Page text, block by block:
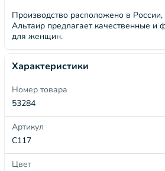
Производство расположено в
Альтаир предлагает качественные и
для женщин.
Характеристики
Номер товара
53284
Артикул
С117
Цвет